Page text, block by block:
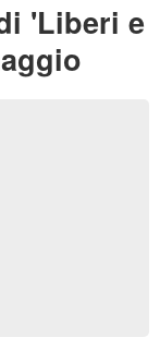
'Liberi e